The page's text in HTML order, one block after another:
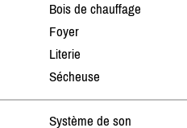
Bois de chauffage
Foyer
Literie
Sécheuse
Système de son